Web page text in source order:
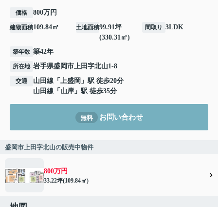
価格 800万円
建物面積109.84㎡ 土地面積99.91坪
(330.31㎡)
間取り 3LDK
築年数 築42年
所在地 岩手県盛岡市上田 字北山1-8
交通 山田線 「 上盛岡 」駅 徒歩20分
山田線 「 山岸 」駅 徒歩35分
無料 お問い合わせ
盛岡市上田字北山の販売中物件
800万円
33.22坪(109.84㎡)